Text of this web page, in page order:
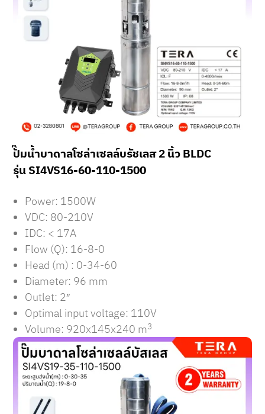
ปั๊มน้ำบาดาลโซล่าเซลล์บรัชเลส 2 นิ้ว BLDC
รุ่น SI4VS16-60-110-1500
Power: 1500W
VDC: 80-210V
IDC: < 17A
Flow (Q): 16-8-0
Head (m) : 0-34-60
Diameter: 96 mm
Outlet: 2″
Optimal input voltage: 110V
Volume: 920x145x240 m3